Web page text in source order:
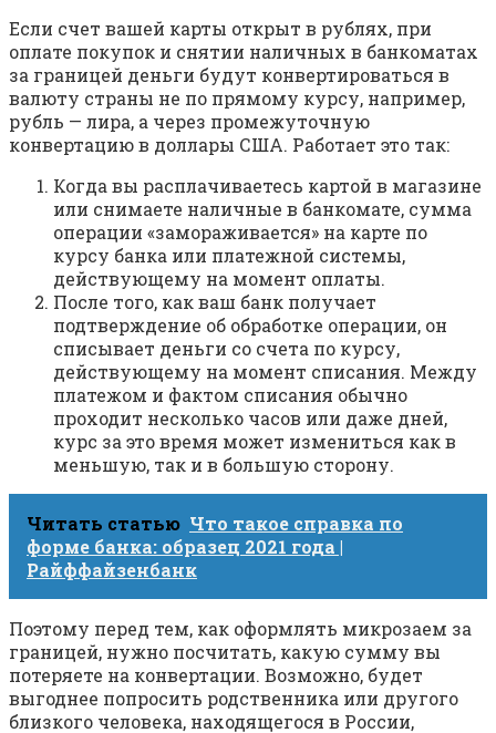
Если счет вашей карты открыт в рублях, при
оплате покупок и снятии наличных в банкоматах
за границей деньги будут конвертироваться в
валюту страны не по прямому курсу, например,
рубль — лира, а через промежуточную
конвертацию в доллары США. Работает это так:
Когда вы расплачиваетесь картой в магазине
или снимаете наличные в банкомате, сумма
операции «замораживается» на карте по
курсу банка или платежной системы,
действующему на момент оплаты.
После того, как ваш банк получает
подтверждение об обработке операции, он
списывает деньги со счета по курсу,
действующему на момент списания. Между
платежом и фактом списания обычно
проходит несколько часов или даже дней,
курс за это время может измениться как в
меньшую, так и в большую сторону.
Читать статью Что такое справка по
форме банка: образец 2021 года |
Райффайзенбанк
Поэтому перед тем, как оформлять микрозаем за
границей, нужно посчитать, какую сумму вы
потеряете на конвертации. Возможно, будет
выгоднее попросить родственника или другого
близкого человека, находящегося в России,